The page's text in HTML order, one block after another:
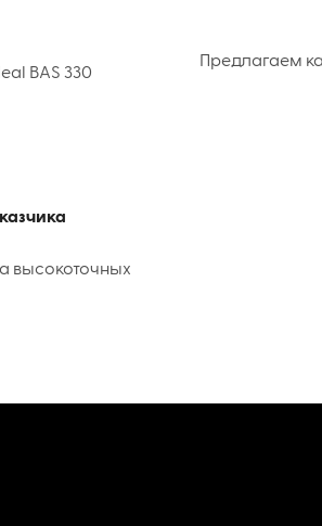
BAS 330
Предлагаем
высокоточных